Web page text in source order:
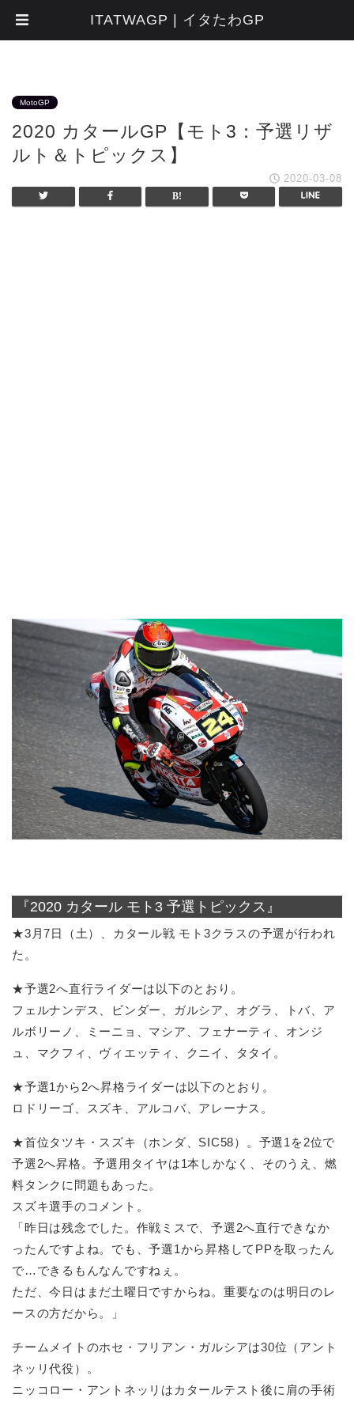
MotoGP
2020 カタールGP【モト3：予選リザ
ルト＆トピックス】
2020-03-08
『2020 カタール モト3 予選トピックス』
★3月7日（土）、カタール戦 モト3クラスの予選が行われ
た。
★予選2へ直行ライダーは以下のとおり。
フェルナンデス、ビンダー、ガルシア、オグラ、トバ、ア
ルボリーノ、ミーニョ、マシア、フェナーティ、オンジ
ュ、マクフィ、ヴィエッティ、クニイ、タタイ。
★予選1から2へ昇格ライダーは以下のとおり。
ロドリーゴ、スズキ、アルコバ、アレーナス。
★首位タツキ・スズキ（ホンダ、SIC58）。予選1を2位で
予選2へ昇格。予選用タイヤは1本しかなく、そのうえ、燃
料タンクに問題もあった。
スズキ選手のコメント。
「昨日は残念でした。作戦ミスで、予選2へ直行できなか
ったんですよね。でも、予選1から昇格してPPを取ったん
で…できるもんなんですねぇ。
ただ、今日はまだ土曜日ですからね。重要なのは明日のレ
ースの方だから。」
チームメイトのホセ・フリアン・ガルシアは30位（アント
ネッリ代役）。
ニッコロー・アントネッリはカタールテスト後に肩の手術
ITATWAGP | イタたわGP